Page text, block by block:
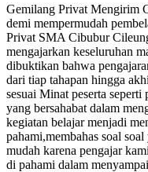
Gemilang Privat Mengirim
demi mempermudah
Privat SMA Cibubur
mengajarkan keseluruhan
dibuktikan bahwa
dari tiap tahapan hingga
sesuai Minat peserta
yang bersahabat dalam
kegiatan belajar menjadi
pahami,membahas soal
mudah karena pengajar
di pahami dalam